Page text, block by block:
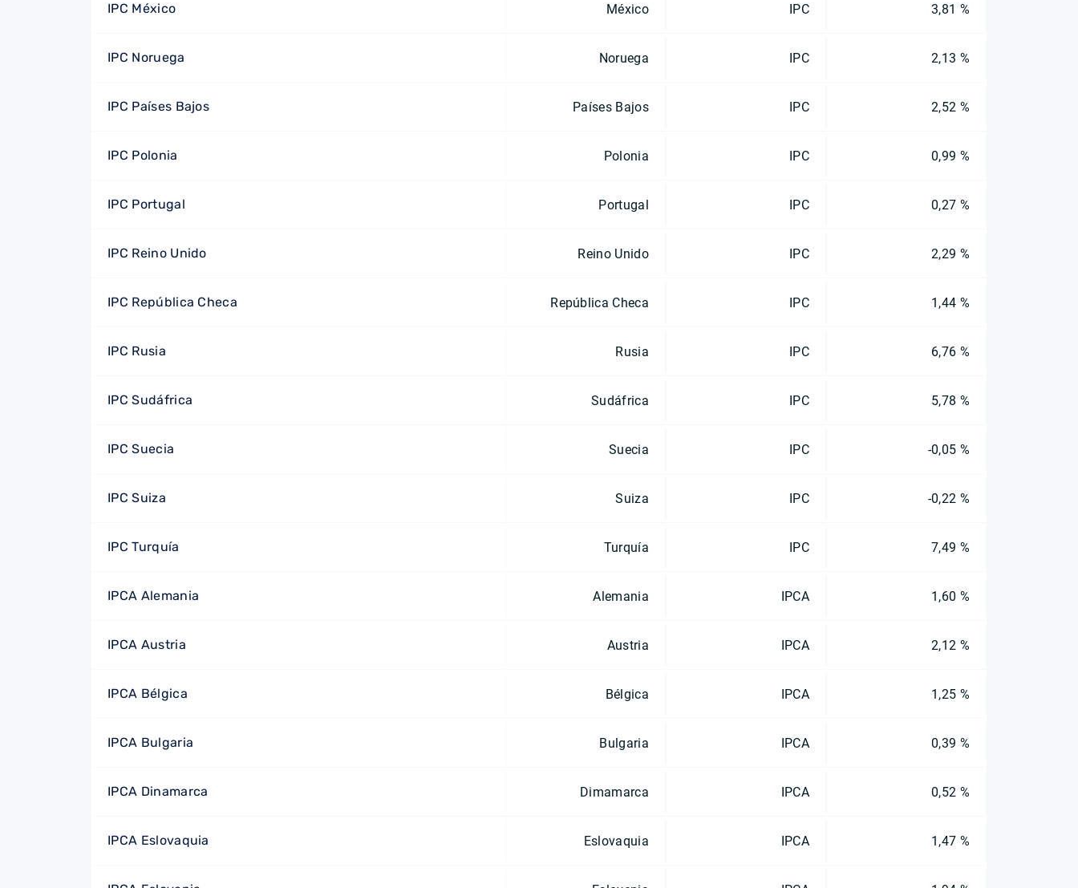
IPC México México IPC 3,81 %
IPC Noruega Noruega IPC 2,13 %
IPC Países Bajos Países Bajos IPC 2,52 %
IPC Polonia Polonia IPC 0,99 %
IPC Portugal Portugal IPC 0,27 %
IPC Reino Unido Reino Unido IPC 2,29 %
IPC República Checa República Checa IPC 1,44 %
IPC Rusia Rusia IPC 6,76 %
IPC Sudáfrica Sudáfrica IPC 5,78 %
IPC Suecia Suecia IPC -0,05 %
IPC Suiza Suiza IPC -0,22 %
IPC Turquía Turquía IPC 7,49 %
IPCA Alemania Alemania IPCA 1,60 %
IPCA Austria Austria IPCA 2,12 %
IPCA Bélgica Bélgica IPCA 1,25 %
IPCA Bulgaria Bulgaria IPCA 0,39 %
IPCA Dinamarca Dimamarca IPCA 0,52 %
IPCA Eslovaquia Eslovaquia IPCA 1,47 %